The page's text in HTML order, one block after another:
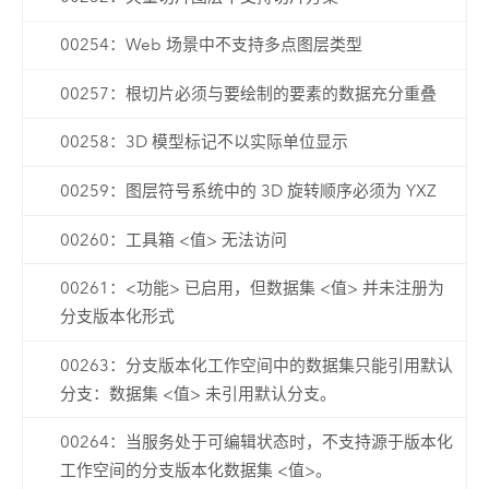
00254：Web 场景中不支持多点图层类型
00257：根切片必须与要绘制的要素的数据充分重叠
00258：3D 模型标记不以实际单位显示
00259：图层符号系统中的 3D 旋转顺序必须为 YXZ
00260：工具箱 <值> 无法访问
00261：<功能> 已启用，但数据集 <值> 并未注册为
分支版本化形式
00263：分支版本化工作空间中的数据集只能引用默认
分支：数据集 <值> 未引用默认分支。
00264：当服务处于可编辑状态时，不支持源于版本化
工作空间的分支版本化数据集 <值>。